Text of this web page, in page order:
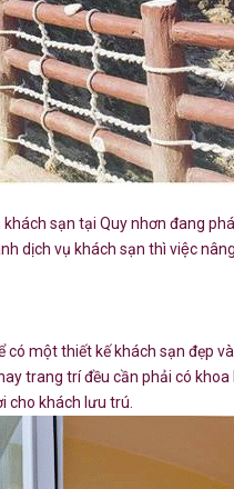
sạn tại Quy nhơn đang
dịch vụ khách sạn thì việc
một thiết kế khách sạn đẹp
trang trí đều cần phải có
cho khách lưu trú.